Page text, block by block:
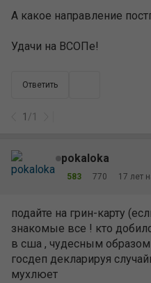
А какое направление
Удачи на ВСОПе!
Ответить
1 /1
pokaloka
583 770 17 лет
подайте на грин-карту
знакомые все ! кто
в сша , чудесным
госдеп декларируя
мухлюет